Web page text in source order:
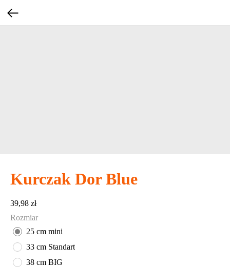
Kurczak Dor Blue
39,98 zł
Rozmiar
25 cm mini
33 cm Standart
38 cm BIG